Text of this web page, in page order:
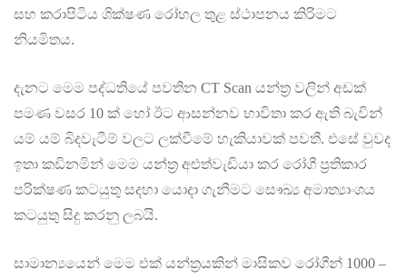
සහ කරාපිටිය ශික්ෂණ රෝහල තුළ ස්ථාපනය කිරිමට
නියමිතය.
දැනට මෙම පද්ධතියේ පවතින CT Scan යන්ත්‍ර වලින් අඩක්
පමණ වසර 10 ක් හෝ ඊට ආසන්නව භාවිතා කර ඇති බැවින්
යම් යම් බිදවැටීම් වලට ලක්වීමේ හැකියාවක් පවතී. එසේ වුවද
ඉතා කඩිනමින් මෙම යන්ත්‍ර අළුත්වැඩියා කර රෝගී ප්‍රතිකාර
පරික්ෂණ කටයුතු සදහා යොදා ගැනීමට සෞඛ්‍ය අමාත්‍යාංශය
කටයුතු සිදු කරනු ලබයි.
සාමාන්‍යයෙන් මෙම එක් යන්ත්‍රයකින් මාසිකව රෝගීන් 1000 –